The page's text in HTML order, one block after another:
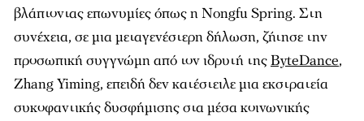
βλάπτοντας επωνυμίες όπως η Nongfu Spring. Στη
συνέχεια, σε μια μεταγενέστερη δήλωση, ζήτησε την
προσωπική συγγνώμη από τον ιδρυτή τηςByteDance,
Zhang Yiming, επειδή δεν κατέστειλε μια εκστρατεία
συκοφαντικής δυσφήμισης στα μέσα κοινωνικής